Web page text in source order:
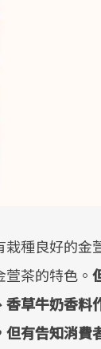
種良好的金
茶的特色。
草牛奶香料
有告知消費